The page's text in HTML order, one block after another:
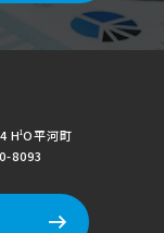
4H1O平河町
8093